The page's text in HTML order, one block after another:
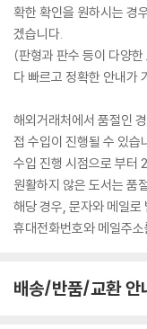
확한 확인을 원하시는 경
겠습니다.
(판형과 판수 등이 다양
다 빠르고 정확한 안내가
해외거래처에서 품절인
접 수입이 진행될 수 있습
수입 진행 시점으로 부터
원활하지 않은 도서는 품
해당 경우, 문자와 메일로
휴대전화번호와 메일주
배송/반품/교환 안